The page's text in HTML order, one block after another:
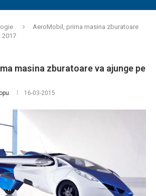
AeroMobil, prima masina zburatoare
2017
masina zburatoare va ajunge pe
16-03-2015